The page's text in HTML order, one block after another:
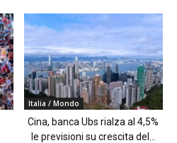
Italia / Mondo
Cina, banca Ubs rialza al 4,5%
le previsioni su crescita del...